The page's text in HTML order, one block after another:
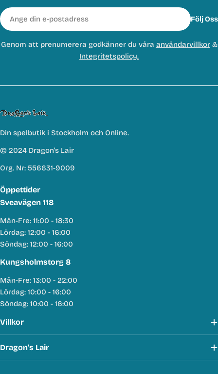
E-
post
Följ Oss
Genom att prenumerera godkänner du våra användarvillkor&
Integritetspolicy.
Din spelbutik i Stockholm och Online.
© 2024 Dragon's Lair
Org. Nr: 556631-9009
Öppettider
Sveavägen 118
Mån-Fre: 11:00 - 18:30
Lördag: 12:00 - 16:00
Söndag: 12:00 - 16:00
Kungsholmstorg 8
Mån-Fre: 13:00 - 22:00
Lördag: 10:00 - 16:00
Söndag: 10:00 - 16:00
Villkor
Dragon's Lair